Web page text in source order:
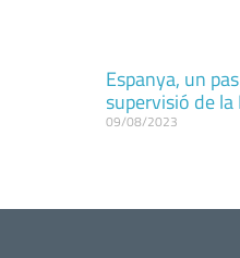
Espanya, un
supervisió de la
09/08/2023